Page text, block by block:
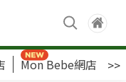
Mon Bebe網店 >>